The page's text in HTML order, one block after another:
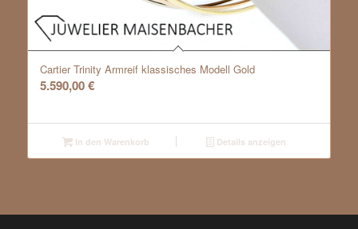
Cartier Trinity Armreif klassisches Modell Gold
5.590,00€
In den Warenkorb Details anzeigen